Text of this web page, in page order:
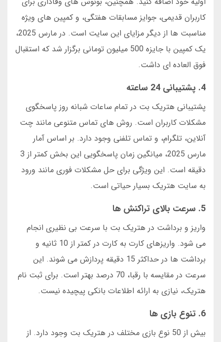
کاربران قدیمی، جوایز مسابقات هفتگی، و کمپین های ویژه
مناسبت ها از دیگر مزایای این سایت است. در مارس 2025،
یک کمپین با جایزه 500 میلیون تومانی برگزار شد که استقبال
فوق العاده ای داشت.
4. پشتیبانی 24 ساعته
پشتیبانی هتریک بت در تمام ساعات شبانه روز پاسخگوی
مشکلات کاربران است. روش های تماس متنوعی مانند چت
آنلاین، تلگرام، و تماس تلفنی وجود دارد. بر اساس آمار
مارس 2025، میانگین زمان پاسخگویی این بخش کمتر از 3
دقیقه است. این ویژگی برای حل مشکلات فوری مانند ورود
به سایت هتریک بسیار حیاتی است.
5. سرعت بالای تراکنش ها
واریز و برداشت در هتریک بت با سرعت بی نظیری انجام
می شود. واریزهای کارت به کارت در کمتر از 10 ثانیه و
برداشت ها در حداکثر 15 دقیقه پردازش می شوند. این
سرعت در مقایسه با رقبا، 70 درصد بهتر است. برای ثبت نام
هتریک، نیازی به ارائه اطلاعات بانکی پیچیده نیست.
6. تنوع بازی ها
بیش از 50 نوع بازی مختلف در هتریک بت وجود دارد. از